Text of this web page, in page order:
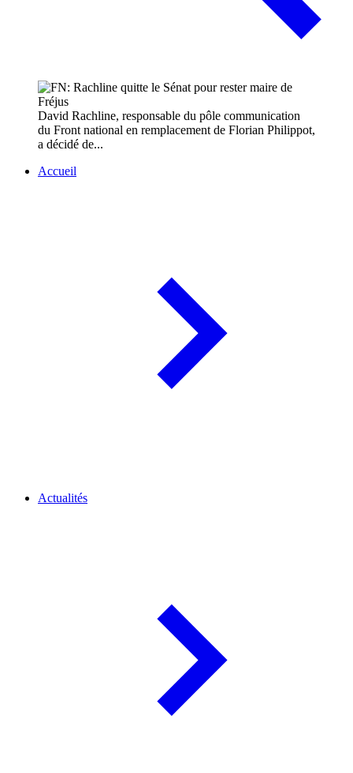
David Rachline, responsable du pôle communication
du Front national en remplacement de Florian Philippot,
a décidé de...
Accueil
Actualités